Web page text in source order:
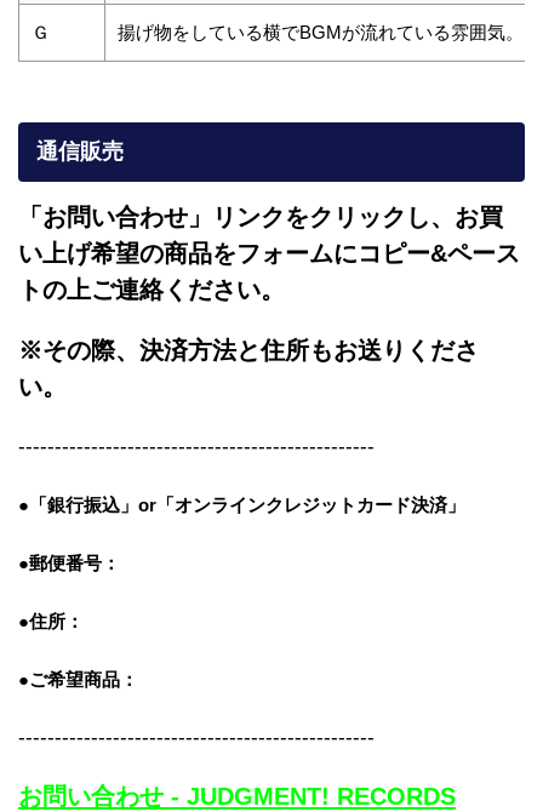
Ｇ 揚げ物をしている横でBGMが流れている雰囲気。
通信販売
「お問い合わせ」リンクをクリックし、 お買
い上げ希望の商品をフォームにコピー&ペース
トの上ご連絡ください。
※その際、決済方法と住所もお送りくださ
い。
-------------------------------------------------
●「銀行振込」or「オンラインクレジットカード決済」
●郵便番号：
●住所：
●ご希望商品：
-------------------------------------------------
お問い合わせ - JUDGMENT! RECORDS